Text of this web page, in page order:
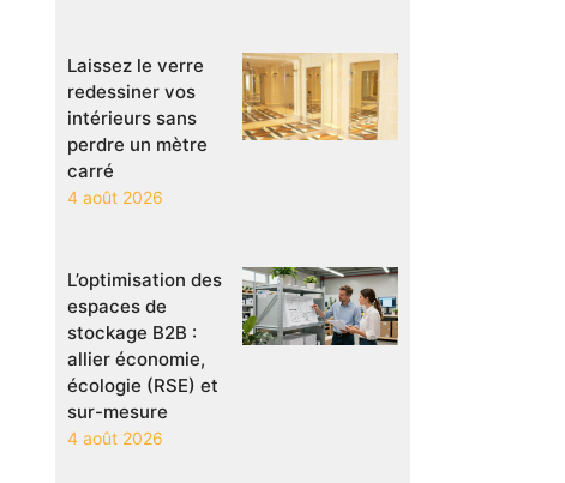
Laissez le verre
redessiner vos
intérieurs sans
perdre un mètre
carré
4 août 2026
L’optimisation des
espaces de
stockage B2B :
allier économie,
écologie (RSE) et
sur-mesure
4 août 2026